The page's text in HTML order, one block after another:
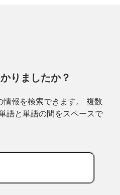
りましたか？
情報を検索できます。 複数
語と単語の間をスペースで